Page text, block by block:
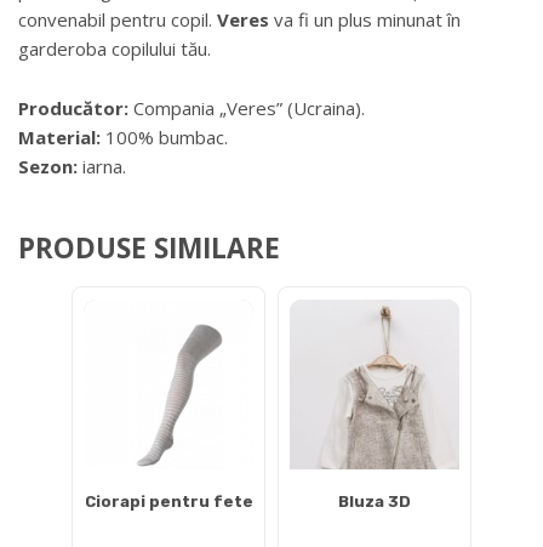
convenabil pentru copil. Veres va fi un plus minunat în
garderoba copilului tău.
Producător: Compania „Veres” (Ucraina).
Material: 100% bumbac.
Sezon: iarna.
PRODUSE SIMILARE
Ciorapi pentru fete Bluza 3D